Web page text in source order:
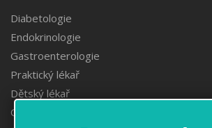
Diabetologie
Endokrinologie
Gastroenterologie
Praktický lékař
Dětský lékař
Obezitologie